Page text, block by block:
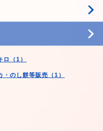
（1）
のし餅等販売（1）